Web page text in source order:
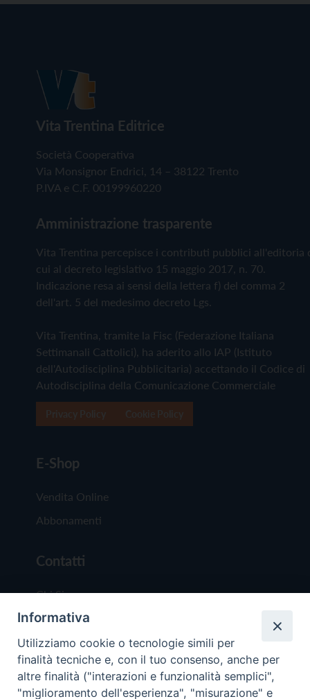
Vita Trentina Editrice
Società Cooperativa
Via Monsignor Endrici, 14 – 38122 Trento
P.IVA e C.F. 00199960220
Amministrazione trasparente
Vita Trentina percepisce i contributi pubblici all'editoria
cui al decreto legislativo 15 maggio 2017, n. 70.
Indicazione resa ai sensi della lettera f) del comma 2
dell'art. 5 del medesimo decreto Lgs.
Vita Trentina, tramite la Fisc (Federazione Italiana
Settimanali Cattolici), ha aderito allo IAP (Istituto
dell'Autodisciplina Pubblicitaria) accettando il Codice di
Autodisciplina della Comunicazione Commerciale
E-Shop
Vendita Online
Abbonamenti
Contatti
Chi Siamo
Redazione
Scrivici
Informativa
Utilizziamo cookie o tecnologie simili per
finalità tecniche e, con il tuo consenso, anche per
altre finalità ("interazioni e funzionalità semplici",
"miglioramento dell'esperienza", "misurazione" e